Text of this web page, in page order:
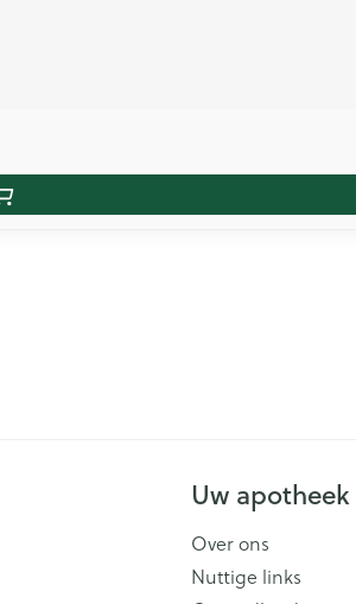
Uw apotheek
Over ons
Nuttige links